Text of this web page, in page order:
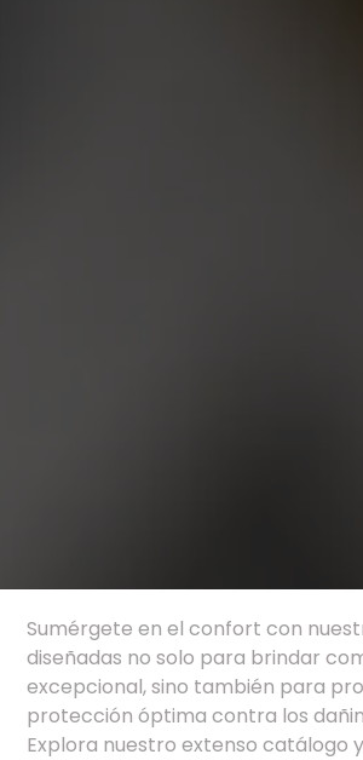
Sumérgete en el confort con
diseñadas no solo para brindar
excepcional, sino también para
protección óptima contra los
Explora nuestro extenso catálogo